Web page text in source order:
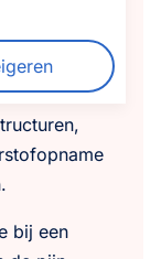
zich in
Wij
te
De laser
bij een